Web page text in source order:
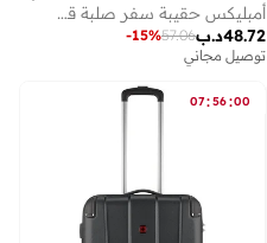
أمبليكس حقيبة سفر صلبة قابلة للتوسعة بعجلات مزدوجة رباعية (69 سم) – حقيبة تسجيل الأمتعة – أخضر
د.ب48.72
57.06
-15%
توصيل مجاني
07:56:00